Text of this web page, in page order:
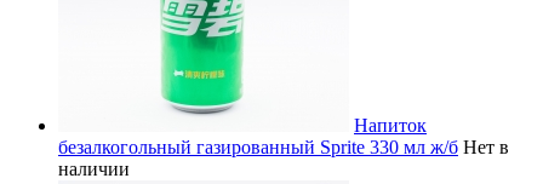
Напиток
безалкогольный газированный Sprite 330 мл ж/б Нет в
наличии